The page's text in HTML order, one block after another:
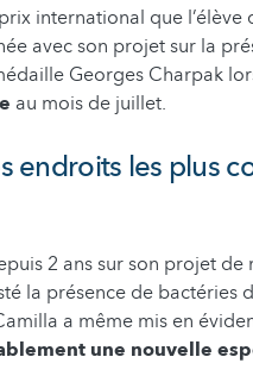
international que
avec son projet sur la
Georges Charpak
au mois de juillet.
endroits les plus
2 ans sur son projet
la présence de bactéries
a même mis en
une nouvelle